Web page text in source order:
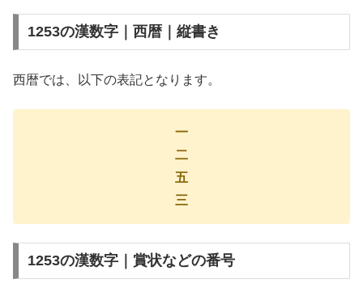
1253の漢数字｜西暦｜縦書き
西暦では、以下の表記となります。
一
二
五
三
1253の漢数字｜賞状などの番号